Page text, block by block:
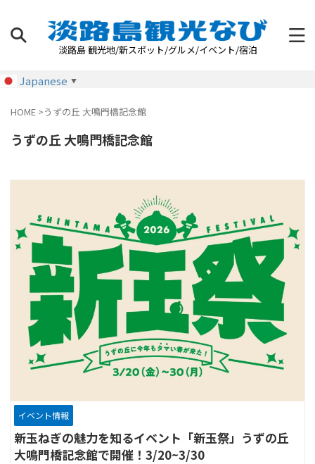
淡路島 観光地/新スポット/グルメ/イベント/宿泊
Japanese ▼
HOME >うずの丘 大鳴門橋記念館
うずの丘 大鳴門橋記念館
イベント情報
新玉ねぎの魅力を知るイベント「新玉祭」うずの丘
大鳴門橋記念館で開催！3/20~3/30